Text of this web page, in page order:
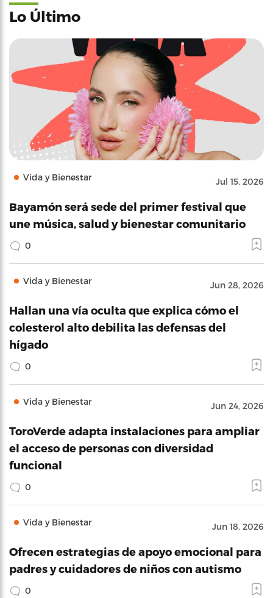
Lo Último
Vida y Bienestar Jul 15, 2026
Bayamón será sede del primer festival que
une música, salud y bienestar comunitario
0
Vida y Bienestar Jun 28, 2026
Hallan una vía oculta que explica cómo el
colesterol alto debilita las defensas del
hígado
0
Vida y Bienestar Jun 24, 2026
ToroVerde adapta instalaciones para ampliar
el acceso de personas con diversidad
funcional
0
Vida y Bienestar Jun 18, 2026
Ofrecen estrategias de apoyo emocional para
padres y cuidadores de niños con autismo
0